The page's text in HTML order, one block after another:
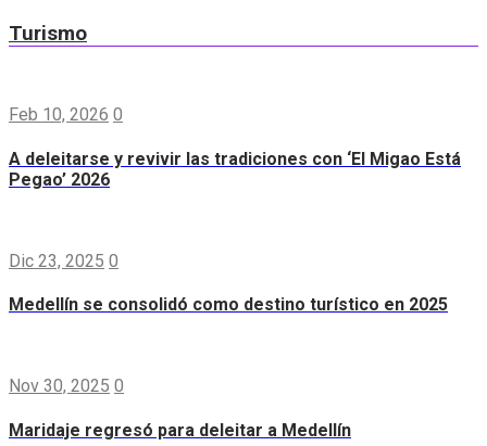
Turismo
Feb 10, 2026 0
A deleitarse y revivir las tradiciones con ‘El Migao Está
Pegao’ 2026
Dic 23, 2025 0
Medellín se consolidó como destino turístico en 2025
Nov 30, 2025 0
Maridaje regresó para deleitar a Medellín